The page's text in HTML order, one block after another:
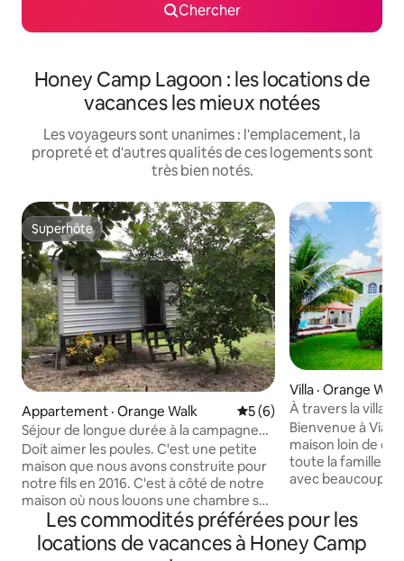
Chercher
Honey Camp Lagoon : les locations de
vacances les mieux notées
Les voyageurs sont unanimes : l'emplacement, la
propreté et d'autres qualités de ces logements sont
très bien notés.
Superhôte
Superhôte
Appartement · Orange Walk Note moyenne de 5 sur 5,
5 (6)
Séjour de longue durée à la campagne
Pas pour les poule mouillées
Doit aimer les poules. C'est une petite
maison que nous avons construite pour
notre fils en 2016. C'est à côté de notre
maison où nous louons une chambre sur
Airbnb (proche de la ville mais à la
campagne). C'est l'option idéale pour les
séjours longue durée, les chercheurs ou
Villa · Orange Walk
À travers la villa
Bienvenue à Via
maison loin de
toute la famille
avec beaucoup
chambres et 5
mélange parfait
Que vous
Les commodités préférées pour les
locations de vacances à Honey Camp